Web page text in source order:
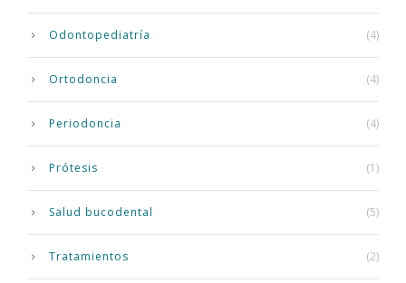
Odontopediatría (4)
Ortodoncia (4)
Periodoncia (4)
Prótesis (1)
Salud bucodental (5)
Tratamientos (2)